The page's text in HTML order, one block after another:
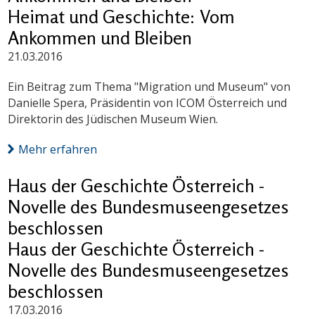
Heimat und Geschichte: Vom
Ankommen und Bleiben
21.03.2016
Ein Beitrag zum Thema "Migration und Museum" von
Danielle Spera, Präsidentin von ICOM Österreich und
Direktorin des Jüdischen Museum Wien.
Mehr erfahren
Haus der Geschichte Österreich -
Novelle des Bundesmuseengesetzes
beschlossen
Haus der Geschichte Österreich -
Novelle des Bundesmuseengesetzes
beschlossen
17.03.2016